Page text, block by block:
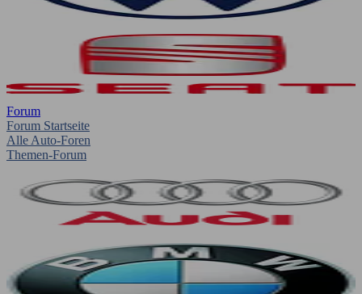
Forum
Forum Startseite
Alle Auto-Foren
Themen-Forum